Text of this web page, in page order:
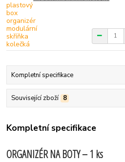
Kompletní specifikace
Související zboží 8
Kompletní specifikace
ORGANIZÉR NA BOTY – 1 ks